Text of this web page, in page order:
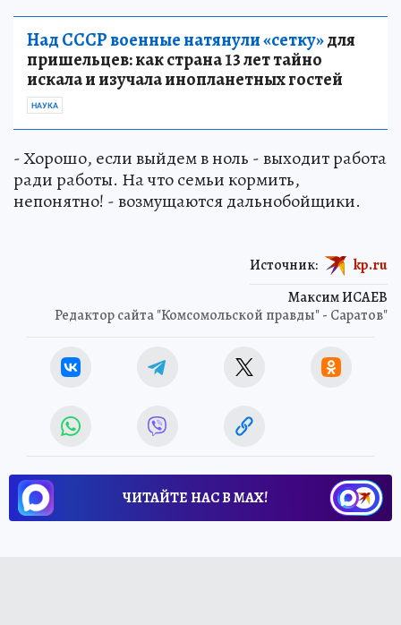
Над СССР военные натянули «сетку»для
пришельцев: как страна 13 лет тайно
искала и изучала инопланетных гостей
НАУКА
- Хорошо, если выйдем в ноль - выходит работа
ради работы. На что семьи кормить,
непонятно! - возмущаются дальнобойщики.
Максим ИСАЕВ
Редактор сайта "Комсомольской правды" - Саратов"
Источник: kp.ru
ЧИТАЙТЕ НАС В МАХ!